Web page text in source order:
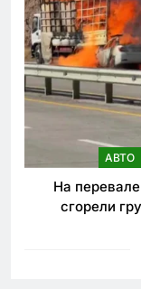
АВТО
На
сгорели